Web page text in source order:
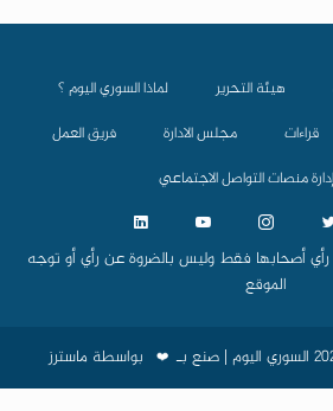
هيئة التحرير
لماذا السوري اليوم ؟
قراءات مجلس الادارة
فريق العمل
منصات التواصل الاجتماعي
رأي أصحابها فقط وليس بالضروة عن رأي أو توجه
الموقع
❤️ بواسطة ماسترز